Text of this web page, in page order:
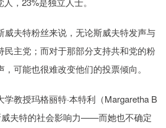
夫特粉丝来说，无论斯威夫特发声与
民主党；而对于那部分支持共和党的粉
可能也很难改变他们的投票倾向。
教授玛格丽特·本特利（Margaretha B
威夫特的社会影响力——而她也不确定